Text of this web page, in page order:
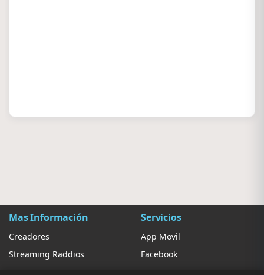
Mas Información
Creadores
Streaming Raddios
Servicios
App Movil
Facebook